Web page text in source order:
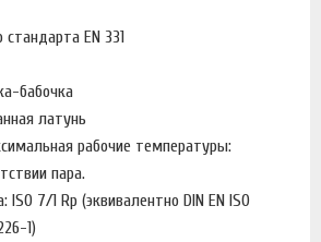
EN 331
бабочка
латунь
рабочие температуры:
пара.
ISO 7/1 Rp (эквивалентно DIN EN ISO
1)